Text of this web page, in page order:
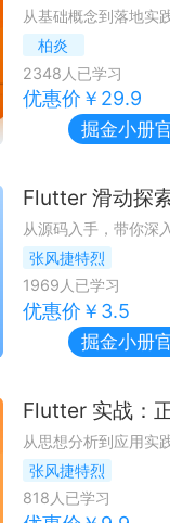
柏炎
2348 人已学习
优惠价￥ 29.9
掘金小册
Flutter 滑动探
张风捷特烈
1969人已学习
优惠价￥ 3.5
掘金小册
Flutter 实战：
张风捷特烈
818 人已学习